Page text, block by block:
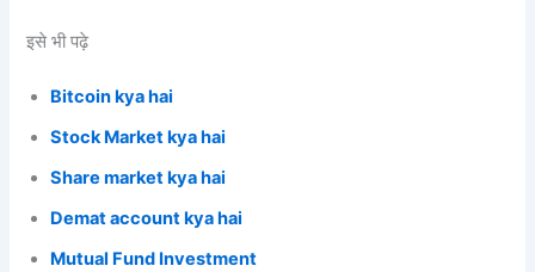
इसे भी पढ़े
Bitcoin kya hai
Stock Market kya hai
Share market kya hai
Demat account kya hai
Mutual Fund Investment